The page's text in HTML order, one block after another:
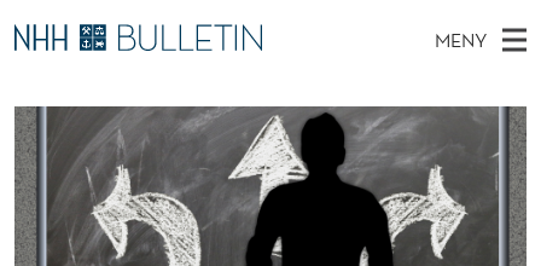
F
R
E
M
T
MENY
O
V
E
D
M
Ø
K
I
N
E
T
T
S
T
E
Stipendiater og nye forskerprofiler
Disputaser
Ekspertutvalg